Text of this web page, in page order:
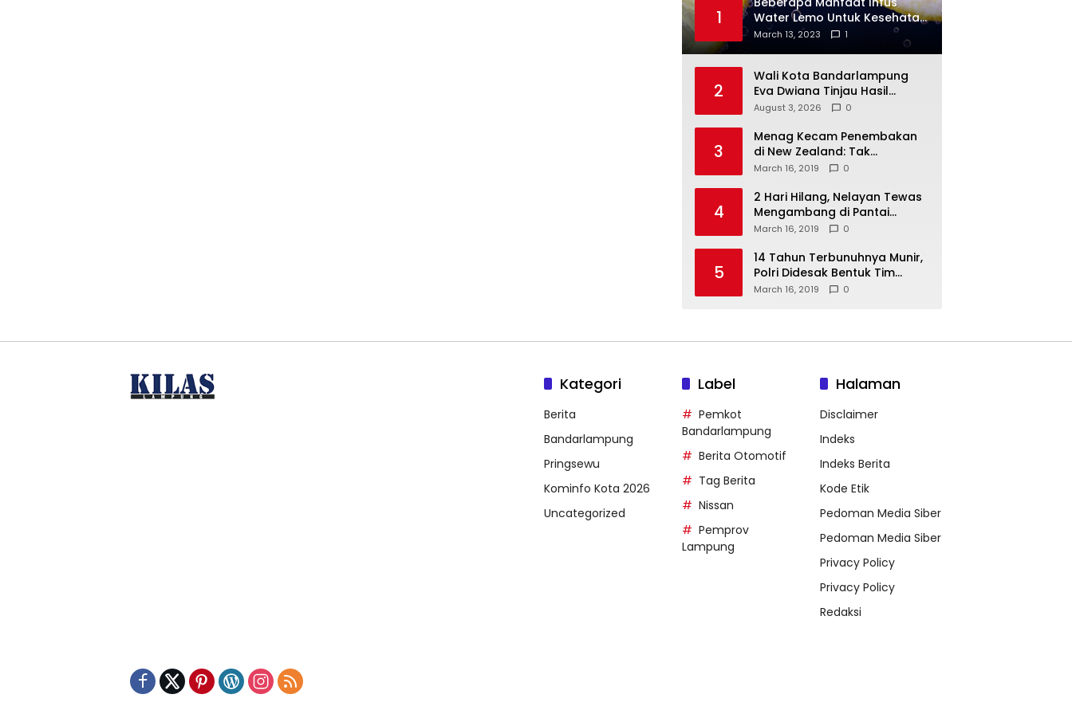
1
Water Lemo Untuk Kesehatan
Anda
March 13, 2023 1
2
Wali Kota Bandarlampung
Eva Dwiana Tinjau Hasil
Perbaikan Jalan Wala Kuba
August 3, 2026 0
3
Menag Kecam Penembakan
di New Zealand: Tak
Berperikemanusiaan!
March 16, 2019 0
4
2 Hari Hilang, Nelayan Tewas
Mengambang di Pantai
Cipalawah Garut
March 16, 2019 0
5
14 Tahun Terbunuhnya Munir,
Polri Didesak Bentuk Tim
Khusus
March 16, 2019 0
Kategori
Berita
Bandarlampung
Pringsewu
Kominfo Kota 2026
Uncategorized
Label
Pemkot
Bandarlampung
Berita Otomotif
Tag Berita
Nissan
Pemprov
Lampung
Halaman
Disclaimer
Indeks
Indeks Berita
Kode Etik
Pedoman Media Siber
Pedoman Media Siber
Privacy Policy
Privacy Policy
Redaksi